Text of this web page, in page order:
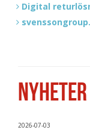
Digital
NYHETER
2026-07-03